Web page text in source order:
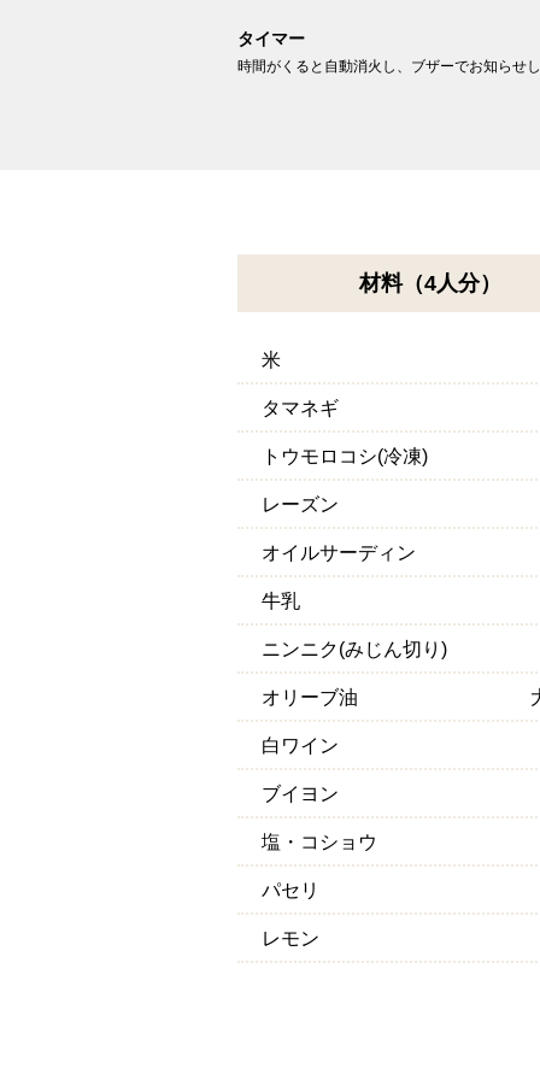
タイマー
時間がくると自動消火し、ブザーでお知らせ
材料（4人分）
米
タマネギ
トウモロコシ(冷凍)
レーズン
オイルサーディン
牛乳
ニンニク(みじん切り)
オリーブ油
白ワイン
ブイヨン
塩・コショウ
パセリ
レモン